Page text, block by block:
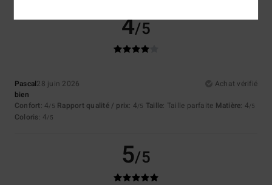
4/5
Pascal28 juin 2026
Achat vérifié
bien
Confort: 4/5 Rapport qualité / prix: 4/5 Taille: Taille parfaite Matière: 4/5
Coloris: 4/5
5/5